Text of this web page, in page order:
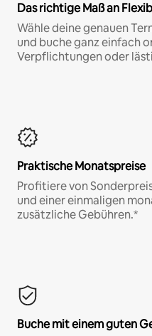
Das richtige Maß an
Wähle deine genauen
und buche ganz einfach
Verpflichtungen oder
Praktische Monatspreise
Profitiere von
und einer einmaligen
zusätzliche Gebühren.*
Buche mit einem guten